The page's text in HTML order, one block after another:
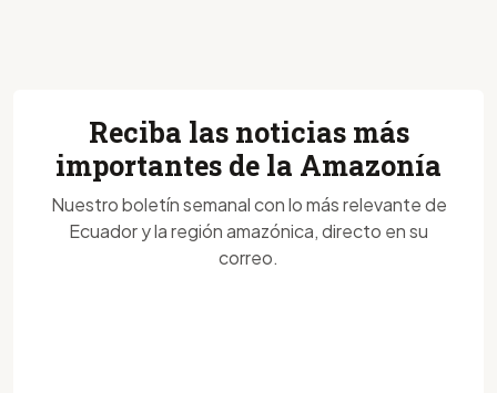
Reciba las noticias más
importantes de la Amazonía
Nuestro boletín semanal con lo más relevante de
Ecuador y la región amazónica, directo en su
correo.